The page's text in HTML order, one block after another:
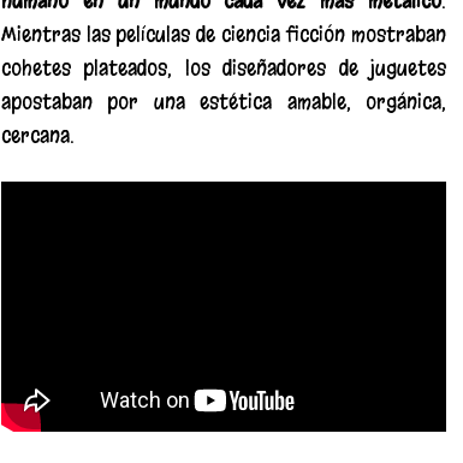
Mientras las películas de ciencia ficción mostraban
cohetes plateados, los diseñadores de juguetes
apostaban por una estética amable, orgánica,
cercana.